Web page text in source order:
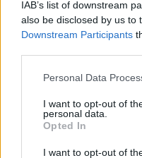
IAB’s list of downstream
also be disclosed by us to
Downstream Participants
Please note that this
not limited to your visit or
grant or deny consent to
use your data for below
consent section.
Personal Data
I want to opt-out of
personal data.
Opted In
I want to opt-out of